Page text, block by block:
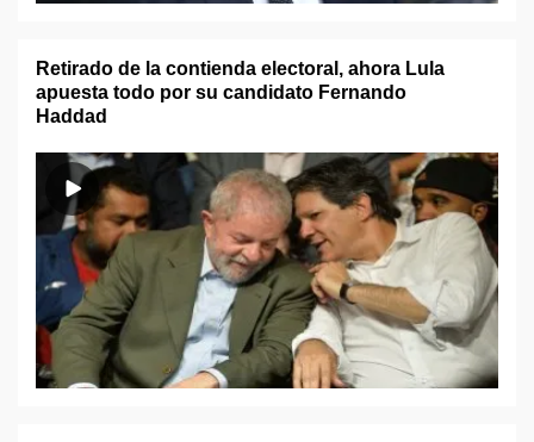
Retirado de la contienda electoral, ahora Lula
apuesta todo por su candidato Fernando
Haddad